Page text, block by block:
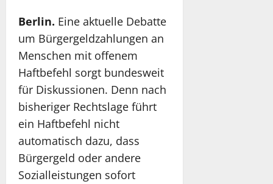
Berlin. Eine aktuelle Debatte
um Bürgergeldzahlungen an
Menschen mit offenem
Haftbefehl sorgt bundesweit
für Diskussionen. Denn nach
bisheriger Rechtslage führt
ein Haftbefehl nicht
automatisch dazu, dass
Bürgergeld oder andere
Sozialleistungen sofort